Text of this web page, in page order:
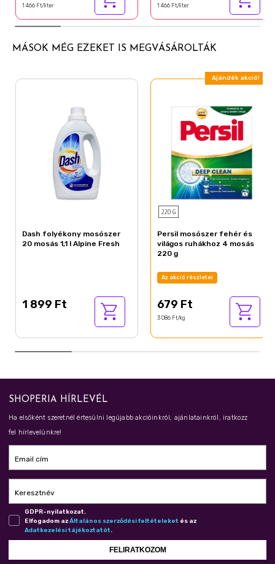
1 466 Ft/liter 1 466 Ft/liter
MÁSOK MÉG EZEKET IS MEGVÁSÁROLTÁK
Dash folyékony mosószer
20 mosás 1,1 l Alpine Fresh
1 899 Ft
Ajándék akció!
220 G
Persil mosószer fehér és
világos ruhákhoz 4 mosás
220 g
Az akció részletei
679 Ft
3 086 Ft/kg
SHOPERIA HÍRLEVÉL
Ha elsőként szeretnél értesülni legújabb akcióinkról, ajánlatainkról, iratkozz
fel hírlevelünkre!
Email cím
Keresztnév
GDPR-nyilatkozat.
Elfogadom azÁl­ta­lá­nos szer­ző­dé­si fel­té­te­le­ket és az
Adat­ke­ze­lé­si tá­jé­koz­ta­tót.
FELIRATKOZOM